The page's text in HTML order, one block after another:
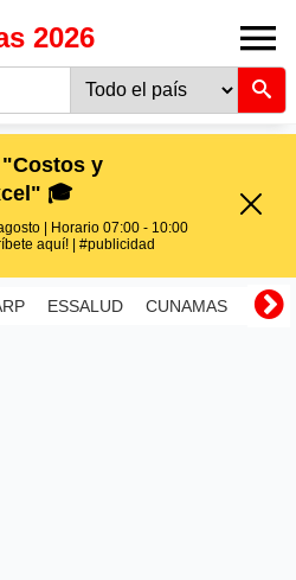
2026
"Costos y
🎓
| Horario 07:00 - 10:00
aquí! | #publicidad
ESSALUD CUNAMAS